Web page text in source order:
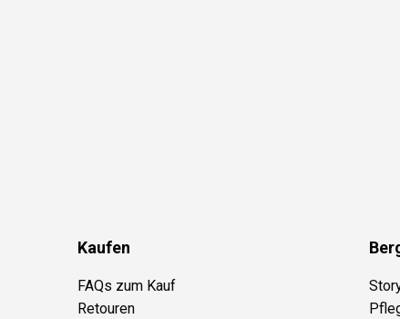
Kaufen
FAQs zum Kauf
Retouren